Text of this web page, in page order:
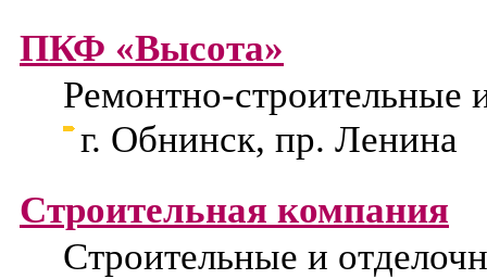
ПКФ «Высота»
Ремонтно-строительные
г. Обнинск, пр. Ленина
Строительная компания
Строительные и